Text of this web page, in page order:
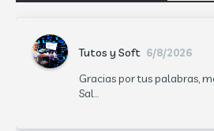
Tutos y Soft 6/8/2026
Gracias por tus palabras,
Sal...